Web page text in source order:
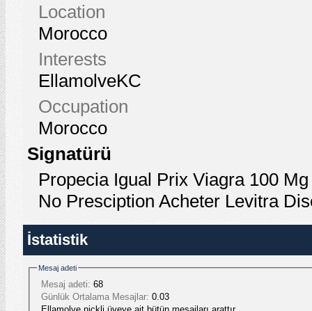
Location
Morocco
Interests
EllamolveKC
Occupation
Morocco
Signatürü
Propecia Igual Prix Viagra 100
No Presciption Acheter Levitra
İstatistik
Mesaj adeti
Mesaj adeti: 68
Günlük Ortalama Mesajlar: 0.03